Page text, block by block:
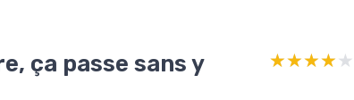
ça passe sans y
★★★★★
★★★★★